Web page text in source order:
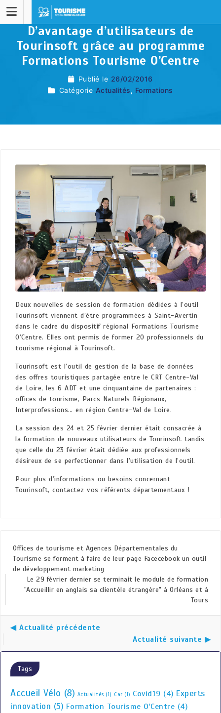
D’avantage d’utilisateurs de
Tourinsoft grâce au programme
Formations Tourisme O’Centre
Publié le 26/02/2016
Catégorie Actualités, Formations
Deux nouvelles de session de formation dédiées à l’outil
Tourinsoft viennent d’être programmées à Saint-Avertin
dans le cadre du dispositif régional Formations Tourisme
O’Centre. Elles ont permis de former 20 professionnels du
tourisme régional à Tourinsoft.
Tourinsoft est l’outil de gestion de la base de données
des offres touristiques partagée entre le CRT Centre-Val
de Loire, les 6 ADT et une cinquantaine de partenaires :
offices de tourisme, Parcs Naturels Régionaux,
Interprofessions… en région Centre-Val de Loire.
La session des 24 et 25 février dernier était consacrée à
la formation de nouveaux utilisateurs de Tourinsoft tandis
que celle du 23 février était dédiée aux professionnels
désireux de se perfectionner dans l’utilisation de l’outil.
Pour plus d’informations ou besoins concernant
Tourinsoft, contactez vos référents départementaux !
Offices de tourisme et Agences Départementales du
Tourisme se forment à faire de leur page Facecebook un outil
de développement marketing
Le 29 février dernier se terminait le module de formation
"Accueillir en anglais sa clientèle étrangère" à Orléans et à
Tours
◀ Actualité précédente
Actualité suivante ▶
Tags
Accueil Vélo (8) Actualités (1) Car (1) Covid19 (4) Experts
innovation (5) Formation Tourisme O'Centre (4)